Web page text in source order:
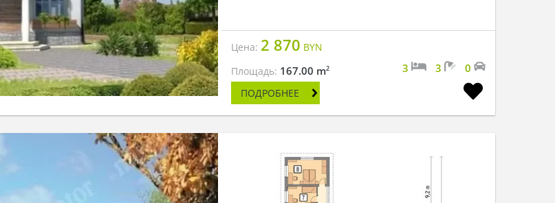
Цена: 2 870 BYN
Площадь: 167.00 m2 3 3 0
ПОДРОБНЕЕ